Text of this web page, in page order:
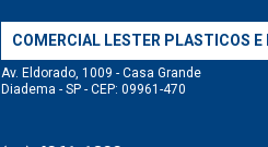
COMERCIAL LESTER PLASTICOS
Av. Eldorado, 1009 - Casa Grande
Diadema - SP - CEP: 09961-470